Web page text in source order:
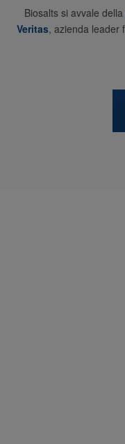
Biosalts si avvale della
Veritas, azienda leader